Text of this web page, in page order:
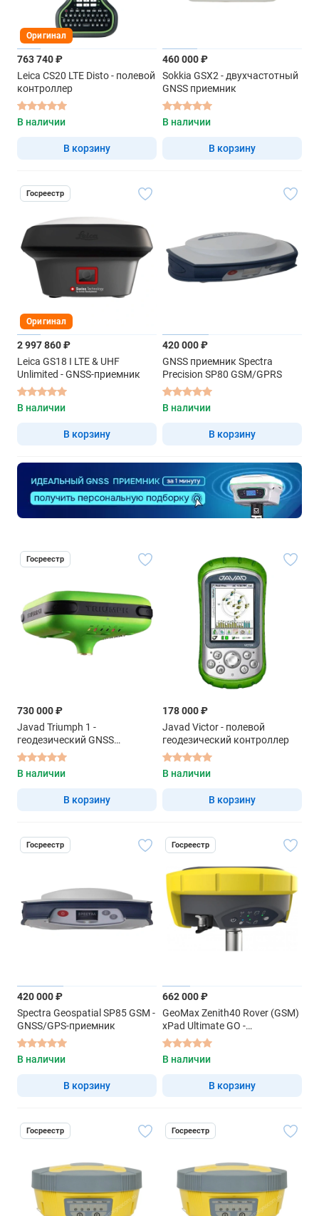
Оригинал
763 740 ₽
Leica CS20 LTE Disto - полевой
контроллер
В наличии
В корзину
460 000 ₽
Sokkia GSX2 - двухчастотный
GNSS приемник
В наличии
В корзину
Госреестр
Оригинал
2 997 860 ₽
Leica GS18 I LTE & UHF
Unlimited - GNSS-приемник
В наличии
В корзину
420 000 ₽
GNSS приемник Spectra
Precision SP80 GSM/GPRS
В наличии
В корзину
Госреестр
730 000 ₽
Javad Triumph 1 -
геодезический GNSS
приемник
В наличии
В корзину
178 000 ₽
Javad Victor - полевой
геодезический контроллер
В наличии
В корзину
Госреестр
420 000 ₽
Spectra Geospatial SP85 GSM -
GNSS/GPS-приемник
В наличии
В корзину
Госреестр
662 000 ₽
GeoMax Zenith40 Rover (GSM)
xPad Ultimate GO -
спутниковый GNSS-приемник
В наличии
В корзину
Госреестр Госреестр